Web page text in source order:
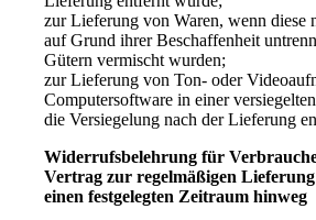
zur Lieferung von Waren, wenn diese
auf Grund ihrer Beschaffenheit
Gütern vermischt wurden;
zur Lieferung von Ton- oder
Computersoftware in einer
die Versiegelung nach der Lieferung
Widerrufsbelehrung für
Vertrag zur regelmäßigen
einen festgelegten Zeitraum hinweg